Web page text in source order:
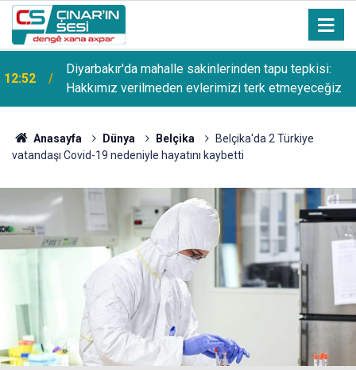
12:52
Diyarbakır'da mahalle sakinlerinden tapu tepkisi:
Hakkımız verilmeden evlerimizi terk etmeyeceğiz
Anasayfa Dünya Belçika
Belçika'da 2 Türkiye
vatandaşı Covid-19 nedeniyle hayatını kaybetti